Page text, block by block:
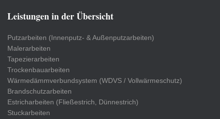
Leistungen in der Übersicht
Putzarbeiten (Innenputz- & Außenputzarbeiten)
Malerarbeiten
Tapezierarbeiten
Trockenbauarbeiten
Wärmedämmverbundsystem (WDVS / Vollwärmeschutz)
Brandschutzarbeiten
Estricharbeiten (Fließestrich, Dünnestrich)
Stuckarbeiten